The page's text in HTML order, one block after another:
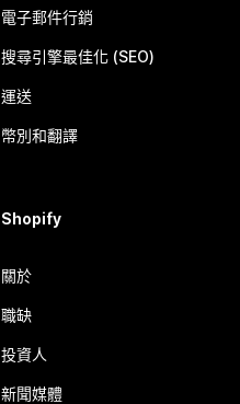
電子郵件行銷
搜尋引擎最佳化 (SEO)
運送
幣別和翻譯
Shopify
關於
職缺
投資人
新聞媒體